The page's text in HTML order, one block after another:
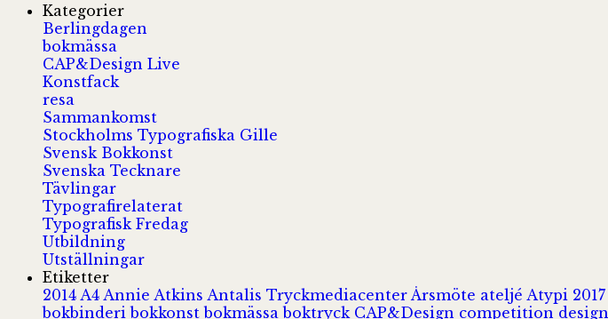
Kategorier
Berlingdagen
bokmässa
CAP&Design Live
Konstfack
resa
Sammankomst
Stockholms Typografiska Gille
Svensk Bokkonst
Svenska Tecknare
Tävlingar
Typografirelaterat
Typografisk Fredag
Utbildning
Utställningar
Etiketter
2014 A4 Annie Atkins Antalis Tryckmediacenter Årsmöte ateljé Atypi 2017
bokbinderibokkonstbokmässaboktryck CAP&Design competition design